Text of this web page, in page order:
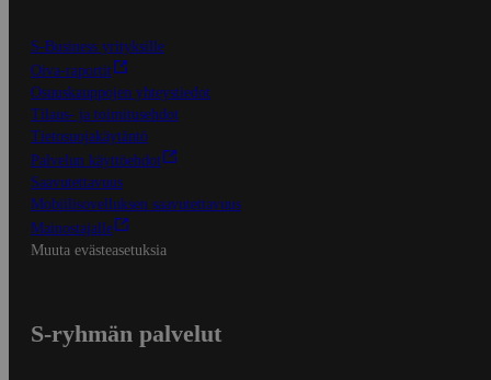
S-Business yrityksille
Oiva-raportit
Osuuskauppojen yhteystiedot
Tilaus- ja toimitusehdot
Tietosuojakäytäntö
Palvelun käyttöehdot
Saavutettavuus
Mobiilisovelluksen saavutettavuus
Mainostajalle
Muuta evästeasetuksia
S-ryhmän palvelut